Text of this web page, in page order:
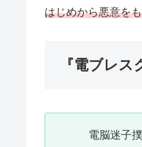
はじめから悪意を
『電ブレス
電脳迷子